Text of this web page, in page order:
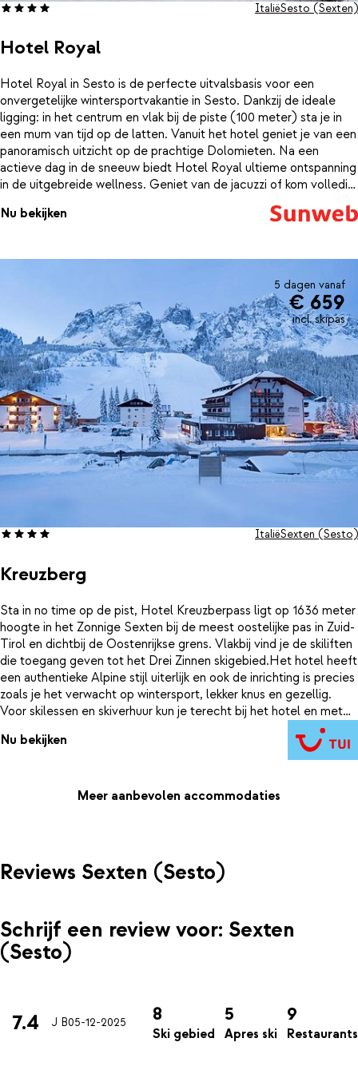
Hotel Royal
ItaliëSesto (Sexten)
Hotel Royal in Sesto is de perfecte uitvalsbasis voor een
onvergetelijke wintersportvakantie in Sesto. Dankzij de ideale
ligging: in het centrum en vlak bij de piste (100 meter) sta je in
een mum van tijd op de latten. Vanuit het hotel geniet je van een
panoramisch uitzicht op de prachtige Dolomieten. Na een
actieve dag in de sneeuw biedt Hotel Royal ultieme ontspanning
in de uitgebreide wellness. Geniet van de jacuzzi of kom volledig
tot rust in de sauna en het stoombad. Iedere ochtend word je
verwelkomd met een heerlijk ontbijt, bereid met verse, lokale
Nu bekijken
5 dagen vanaf
€ 659
incl. skipas
Kreuzberg
ItaliëSexten (Sesto)
Sta in no time op de pist, Hotel Kreuzberpass ligt op 1636 meter
hoogte in het Zonnige Sexten bij de meest oostelijke pas in Zuid-
Tirol en dichtbij de Oostenrijkse grens. Vlakbij vind je de skiliften
die toegang geven tot het Drei Zinnen skigebied.Het hotel heeft
een authentieke Alpine stijl uiterlijk en ook de inrichting is precies
zoals je het verwacht op wintersport, lekker knus en gezellig.
Voor skilessen en skiverhuur kun je terecht bij het hotel en met
de skilift dichtbij ben je zo op de pistes. Aan het eind van een
dag skiën geniet je van een heerlijk diner in het restaurant. Om
het helemaal compleet te maken kun je ook nog genieten van de
Nu bekijken
Meer aanbevolen accommodaties
Reviews Sexten (Sesto)
Schrijf een review voor: Sexten
(Sesto)
7.4 J B05-12-2025 8
Ski gebied
5
Apres ski
9
Restaurants